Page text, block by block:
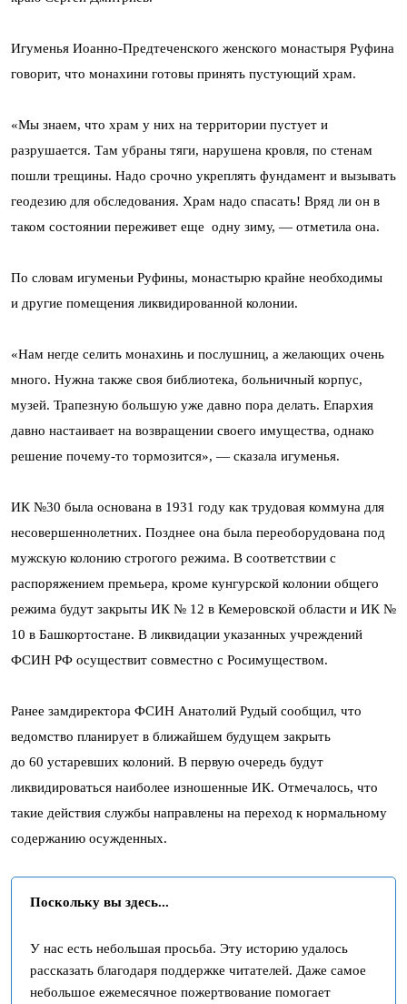
Игуменья Иоанно-Предтеченского женского монастыря Руфина
говорит, что монахини готовы принять пустующий храм.
«Мы знаем, что храм у них на территории пустует и
разрушается. Там убраны тяги, нарушена кровля, по стенам
пошли трещины. Надо срочно укреплять фундамент и вызывать
геодезию для обследования. Храм надо спасать! Вряд ли он в
таком состоянии переживет еще одну зиму, — отметила она.
По словам игуменьи Руфины, монастырю крайне необходимы
и другие помещения ликвидированной колонии.
«Нам негде селить монахинь и послушниц, а желающих очень
много. Нужна также своя библиотека, больничный корпус,
музей. Трапезную большую уже давно пора делать. Епархия
давно настаивает на возвращении своего имущества, однако
решение почему-то тормозится», — сказала игуменья.
ИК №30 была основана в 1931 году как трудовая коммуна для
несовершеннолетних. Позднее она была переоборудована под
мужскую колонию строгого режима. В соответствии с
распоряжением премьера, кроме кунгурской колонии общего
режима будут закрыты ИК № 12 в Кемеровской области и ИК №
10 в Башкортостане. В ликвидации указанных учреждений
ФСИН РФ осуществит совместно с Росимуществом.
Ранее замдиректора ФСИН Анатолий Рудый сообщил, что
ведомство планирует в ближайшем будущем закрыть
до 60 устаревших колоний. В первую очередь будут
ликвидироваться наиболее изношенные ИК. Отмечалось, что
такие действия службы направлены на переход к нормальному
содержанию осужденных.
Поскольку вы здесь...
У нас есть небольшая просьба. Эту историю удалось
рассказать благодаря поддержке читателей. Даже самое
небольшое ежемесячное пожертвование помогает